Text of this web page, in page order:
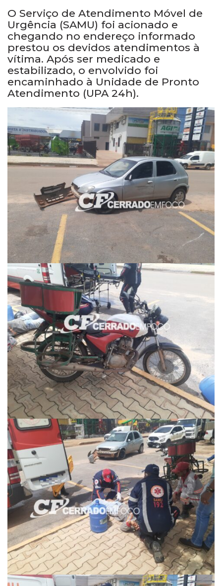
O Serviço de Atendimento Móvel de
Urgência (SAMU) foi acionado e
chegando no endereço informado
prestou os devidos atendimentos à
vítima. Após ser medicado e
estabilizado, o envolvido foi
encaminhado à Unidade de Pronto
Atendimento (UPA 24h).